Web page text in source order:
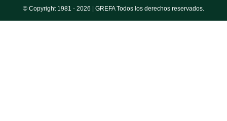
© Copyright 1981 - 2026 | GREFA Todos los derechos reservados.